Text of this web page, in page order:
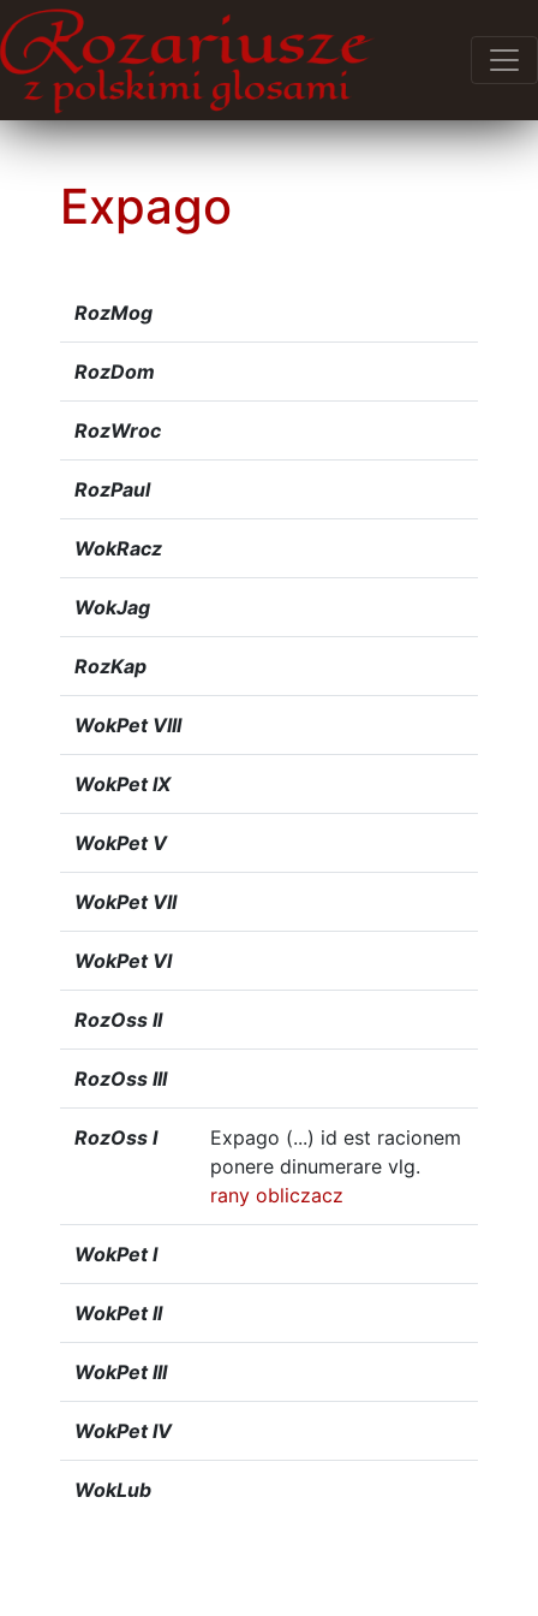
Expago
RozMog
RozDom
RozWroc
RozPaul
WokRacz
WokJag
RozKap
WokPet VIII
WokPet IX
WokPet V
WokPet VII
WokPet VI
RozOss II
RozOss III
RozOss I
Expago (...) id est racionem
ponere dinumerare vlg.
rany obliczacz
WokPet I
WokPet II
WokPet III
WokPet IV
WokLub